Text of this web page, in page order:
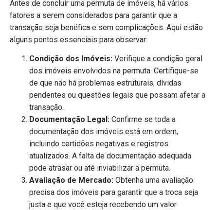
Antes de concluir uma permuta de imóveis, há vários
fatores a serem considerados para garantir que a
transação seja benéfica e sem complicações. Aqui estão
alguns pontos essenciais para observar:
Condição dos Imóveis: Verifique a condição geral
dos imóveis envolvidos na permuta. Certifique-se
de que não há problemas estruturais, dívidas
pendentes ou questões legais que possam afetar a
transação.
Documentação Legal: Confirme se toda a
documentação dos imóveis está em ordem,
incluindo certidões negativas e registros
atualizados. A falta de documentação adequada
pode atrasar ou até inviabilizar a permuta.
Avaliação de Mercado: Obtenha uma avaliação
precisa dos imóveis para garantir que a troca seja
justa e que você esteja recebendo um valor